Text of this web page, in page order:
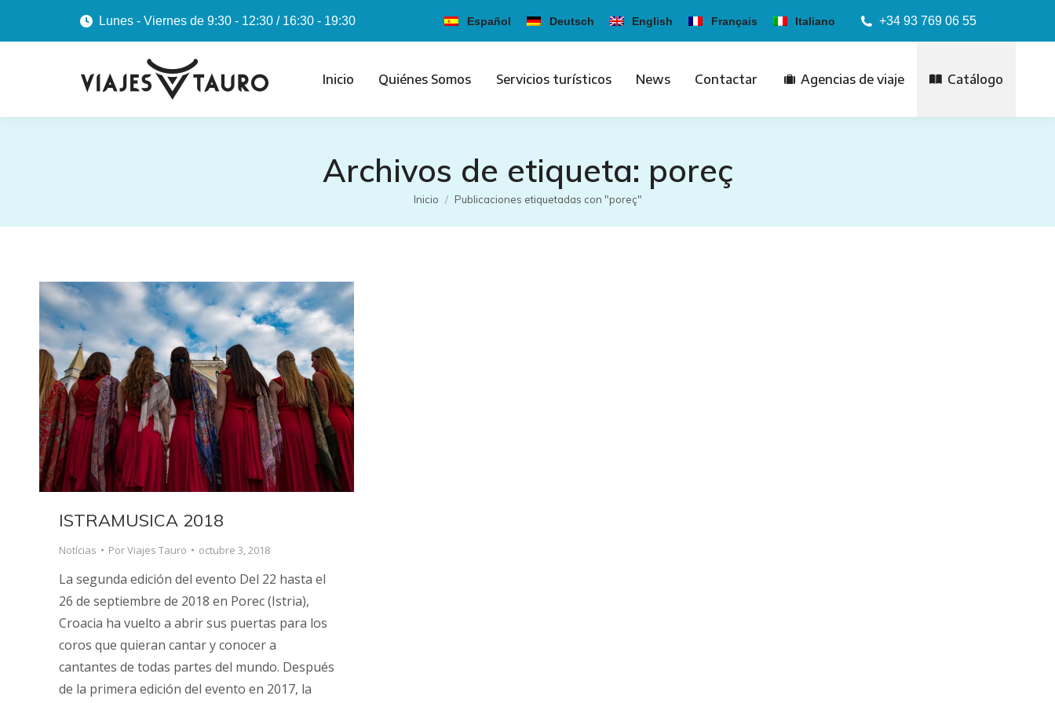
Lunes - Viernes de 9:30 - 12:30 / 16:30 - 19:30 Español Deutsch English Français Italiano +34 93 769 06 55
Inicio Quiénes Somos Servicios turísticos News Contactar Agencias de viaje Catálogo
Archivos de etiqueta: poreç
Estás aquí:
Inicio Publicaciones etiquetadas con "poreç"
ISTRAMUSICA 2018
Notícias PorViajes Tauro octubre 3, 2018
La segunda edición del evento Del 22 hasta el
26 de septiembre de 2018 en Porec (Istria),
Croacia ha vuelto a abrir sus puertas para los
coros que quieran cantar y conocer a
cantantes de todas partes del mundo. Después
de la primera edición del evento en 2017, la